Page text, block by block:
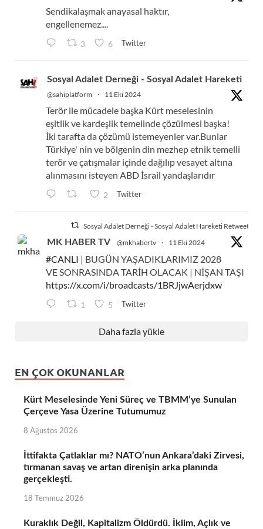
Sendikalaşmak anayasal haktır,
engellenemez....
3 6 Twitter
Sosyal Adalet Derneği - Sosyal Adalet Hareketi
@sahiplatform · 11 Eki 2024
Terör ile mücadele başka Kürt meselesinin
eşitlik ve kardeşlik temelinde çözülmesi başka!
İki tarafta da çözümü istemeyenler var.Bunlar
Türkiye' nin ve bölgenin din mezhep etnik temelli
terör ve çatışmalar içinde dağılıp vesayet altına
alınmasını isteyen ABD İsrail yandaşlarıdır
2 Twitter
Sosyal Adalet Derneği - Sosyal Adalet Hareketi
MK HABER TV @mkhabertv · 11 Eki 2024
#CANLI | BUGÜN YAŞADIKLARIMIZ 2028
VE SONRASINDA TARİH OLACAK | NİŞAN TAŞI
https://x.com/i/broadcasts/1BRJjwAerjdxw
1 5 Twitter
Daha fazla yükle
EN ÇOK OKUNANLAR
Kürt Meselesinde Yeni Süreç ve TBMM’ye Sunulan
Çerçeve Yasa Üzerine Tutumumuz
8 Ağustos 2026
İttifakta Çatlaklar mı? NATO’nun Ankara’daki Zirvesi,
tırmanan savaş ve artan direnişin arka planında
gerçekleşti.
18 Temmuz 2026
Kuraklık Değil, Kapitalizm Öldürdü. İklim, Açlık ve